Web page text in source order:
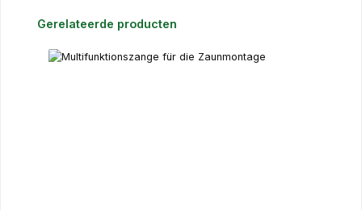
Produktgalerie überspringen
Gerelateerde producten